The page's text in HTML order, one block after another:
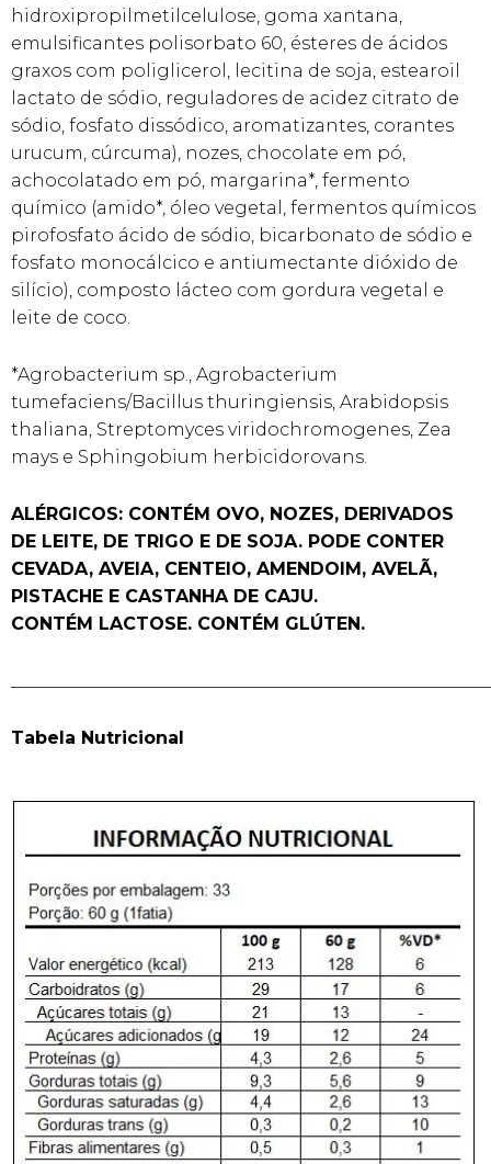
hidroxipropilmetilcelulose, goma xantana,
emulsificantes polisorbato 60, ésteres de ácidos
graxos com poliglicerol, lecitina de soja, estearoil
lactato de sódio, reguladores de acidez citrato de
sódio, fosfato dissódico, aromatizantes, corantes
urucum, cúrcuma), nozes, chocolate em pó,
achocolatado em pó, margarina*, fermento
químico (amido*, óleo vegetal, fermentos químicos
pirofosfato ácido de sódio, bicarbonato de sódio e
fosfato monocálcico e antiumectante dióxido de
silício), composto lácteo com gordura vegetal e
leite de coco.
*Agrobacterium sp., Agrobacterium
tumefaciens/Bacillus thuringiensis, Arabidopsis
thaliana, Streptomyces viridochromogenes, Zea
mays e Sphingobium herbicidorovans.
ALÉRGICOS: CONTÉM OVO, NOZES, DERIVADOS
DE LEITE, DE TRIGO E DE SOJA. PODE CONTER
CEVADA, AVEIA, CENTEIO, AMENDOIM, AVELÃ,
PISTACHE E CASTANHA DE CAJU.
CONTÉM LACTOSE. CONTÉM GLÚTEN.
Tabela Nutricional